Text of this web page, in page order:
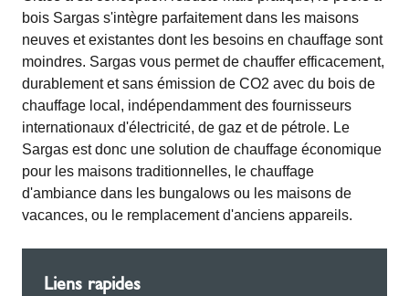
bois Sargas s'intègre parfaitement dans les maisons
neuves et existantes dont les besoins en chauffage sont
moindres. Sargas vous permet de chauffer efficacement,
durablement et sans émission de CO2 avec du bois de
chauffage local, indépendamment des fournisseurs
internationaux d'électricité, de gaz et de pétrole. Le
Sargas est donc une solution de chauffage économique
pour les maisons traditionnelles, le chauffage
d'ambiance dans les bungalows ou les maisons de
vacances, ou le remplacement d'anciens appareils.
Liens rapides